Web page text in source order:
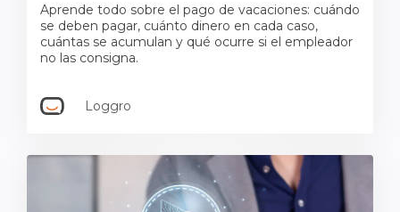
Aprende todo sobre el pago de vacaciones: cuándo
se deben pagar, cuánto dinero en cada caso,
cuántas se acumulan y qué ocurre si el empleador
no las consigna.
Loggro